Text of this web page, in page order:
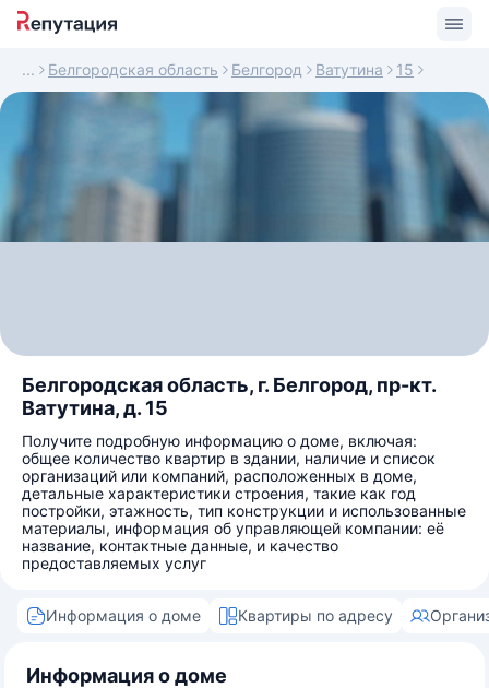
Белгородская область Белгород Ватутина 15
Белгородская область, г. Белгород, пр-кт.
Ватутина, д. 15
Получите подробную информацию о доме, включая:
общее количество квартир в здании, наличие и список
организаций или компаний, расположенных в доме,
детальные характеристики строения, такие как год
постройки, этажность, тип конструкции и использованные
материалы, информация об управляющей компании: её
название, контактные данные, и качество
предоставляемых услуг
Информация о доме Квартиры по адресу
Информация о доме